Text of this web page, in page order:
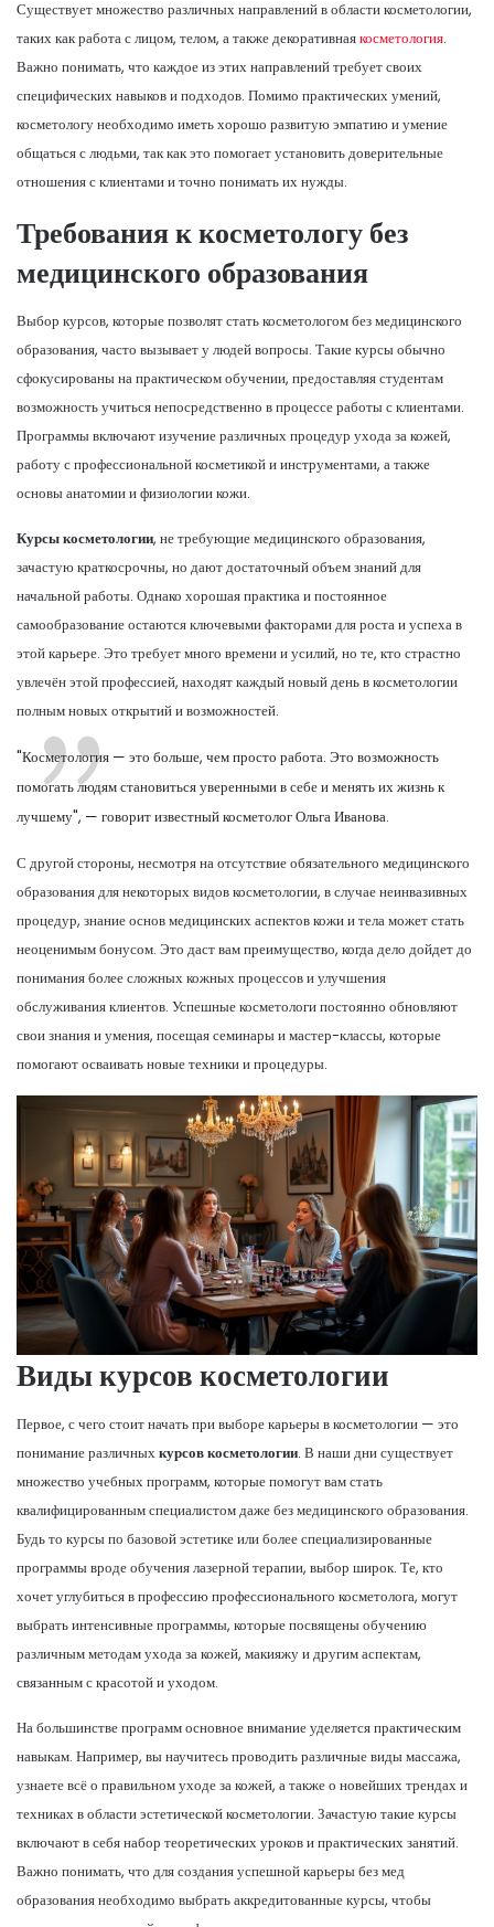
Существует множество различных направлений в области косметологии,
таких как работа с лицом, телом, а также декоративнаякосметология.
Важно понимать, что каждое из этих направлений требует своих
специфических навыков и подходов. Помимо практических умений,
косметологу необходимо иметь хорошо развитую эмпатию и умение
общаться с людьми, так как это помогает установить доверительные
отношения с клиентами и точно понимать их нужды.
Требования к косметологу без
медицинского образования
Выбор курсов, которые позволят стать косметологом без медицинского
образования, часто вызывает у людей вопросы. Такие курсы обычно
сфокусированы на практическом обучении, предоставляя студентам
возможность учиться непосредственно в процессе работы с клиентами.
Программы включают изучение различных процедур ухода за кожей,
работу с профессиональной косметикой и инструментами, а также
основы анатомии и физиологии кожи.
Курсы косметологии, не требующие медицинского образования,
зачастую краткосрочны, но дают достаточный объем знаний для
начальной работы. Однако хорошая практика и постоянное
самообразование остаются ключевыми факторами для роста и успеха в
этой карьере. Это требует много времени и усилий, но те, кто страстно
увлечён этой профессией, находят каждый новый день в косметологии
полным новых открытий и возможностей.
"Косметология — это больше, чем просто работа. Это возможность
помогать людям становиться уверенными в себе и менять их жизнь к
лучшему", — говорит известный косметолог Ольга Иванова.
С другой стороны, несмотря на отсутствие обязательного медицинского
образования для некоторых видов косметологии, в случае неинвазивных
процедур, знание основ медицинских аспектов кожи и тела может стать
неоценимым бонусом. Это даст вам преимущество, когда дело дойдет до
понимания более сложных кожных процессов и улучшения
обслуживания клиентов. Успешные косметологи постоянно обновляют
свои знания и умения, посещая семинары и мастер-классы, которые
помогают осваивать новые техники и процедуры.
Виды курсов косметологии
Первое, с чего стоит начать при выборе карьеры в косметологии — это
понимание различныхкурсов косметологии. В наши дни существует
множество учебных программ, которые помогут вам стать
квалифицированным специалистом даже без медицинского образования.
Будь то курсы по базовой эстетике или более специализированные
программы вроде обучения лазерной терапии, выбор широк. Те, кто
хочет углубиться в профессию профессионального косметолога, могут
выбрать интенсивные программы, которые посвящены обучению
различным методам ухода за кожей, макияжу и другим аспектам,
связанным с красотой и уходом.
На большинстве программ основное внимание уделяется практическим
навыкам. Например, вы научитесь проводить различные виды массажа,
узнаете всё о правильном уходе за кожей, а также о новейших трендах и
техниках в области эстетической косметологии. Зачастую такие курсы
включают в себя набор теоретических уроков и практических занятий.
Важно понимать, что для создания успешной карьеры без мед
образования необходимо выбрать аккредитованные курсы, чтобы